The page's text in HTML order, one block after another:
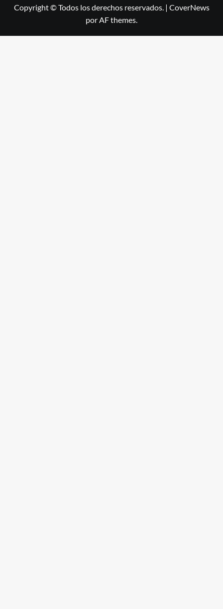
Copyright © Todos los derechos reservados. | CoverNews
por AF themes.